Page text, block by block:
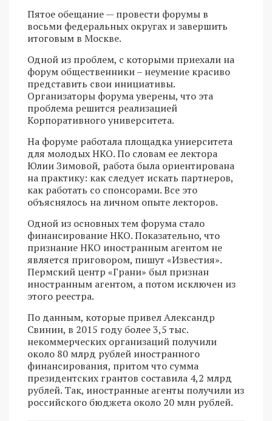
Пятое обещание — провести форумы в
восьми федеральных округах и завершить
итоговым в Москве.
Одной из проблем, с которыми приехали на
форум общественники – неумение красиво
представить свои инициативы.
Организаторы форума уверены, что эта
проблема решится реализацией
Корпоративного университета.
На форуме работала площадка униерситета
для молодых НКО. По словам ее лектора
Юлии Зимовой, работа была ориентирована
на практику: как следует искать партнеров,
как работать со спонсорами. Все это
объяснялось на личном опыте лекторов.
Одной из основных тем форума стало
финансирование НКО. Показательно, что
признание НКО иностранным агентом не
является приговором, пишут «Известия».
Пермский центр «Грани» был признан
иностранным агентом, а потом исключен из
этого реестра.
По данным, которые привел Александр
Свинин, в 2015 году более 3,5 тыс.
некоммерческих организаций получили
около 80 млрд рублей иностранного
финансирования, притом что сумма
президентских грантов составила 4,2 млрд
рублей. Так, иностранные агенты получили из
российского бюджета около 20 млн рублей.